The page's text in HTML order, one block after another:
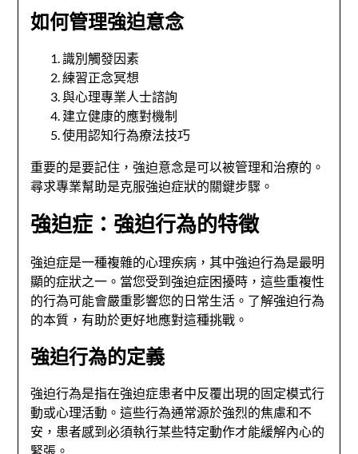
如何管理強迫意念
識別觸發因素
練習正念冥想
與心理專業人士諮詢
建立健康的應對機制
使用認知行為療法技巧
重要的是要記住，強迫意念是可以被管理和治療的。
尋求專業幫助是克服強迫症狀的關鍵步驟。
強迫症：強迫行為的特徵
強迫症是一種複雜的心理疾病，其中強迫行為是最明
顯的症狀之一。當您受到強迫症困擾時，這些重複性
的行為可能會嚴重影響您的日常生活。了解強迫行為
的本質，有助於更好地應對這種挑戰。
強迫行為的定義
強迫行為是指在強迫症患者中反覆出現的固定模式行
動或心理活動。這些行為通常源於強烈的焦慮和不
安，患者感到必須執行某些特定動作才能緩解內心的
緊張。